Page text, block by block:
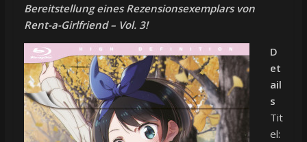
Bereitstellung eines Rezensionsexemplars von
Rent-a-Girlfriend – Vol. 3!
D
et
ail
s
Tit
el: